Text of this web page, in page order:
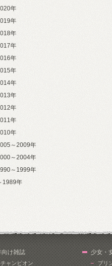
年
年
年
年
年
年
年
年
年
年
年
～2009年
～2004年
～1999年
1989年
向け雑誌
ャンピオン
少女・
プリ